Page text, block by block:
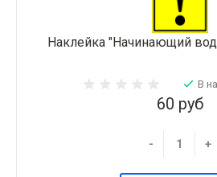
Наклейка "Начинающий
В
60 руб
- +